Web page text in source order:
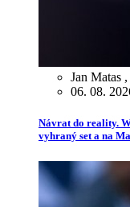
Jan Matas ,
06. 08.
Návrat do reality.
vyhraný set a na